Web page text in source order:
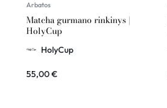
Arbatos
Matcha gurmano rinkinys |
HolyCup
HolyCup
55,00€